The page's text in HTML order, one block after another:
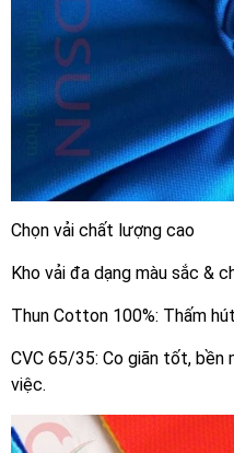
Chọn vải chất lượng cao
Kho vải đa dạng màu sắc &
Thun Cotton 100%: Thấm
CVC 65/35: Co giãn tốt, bền
việc.